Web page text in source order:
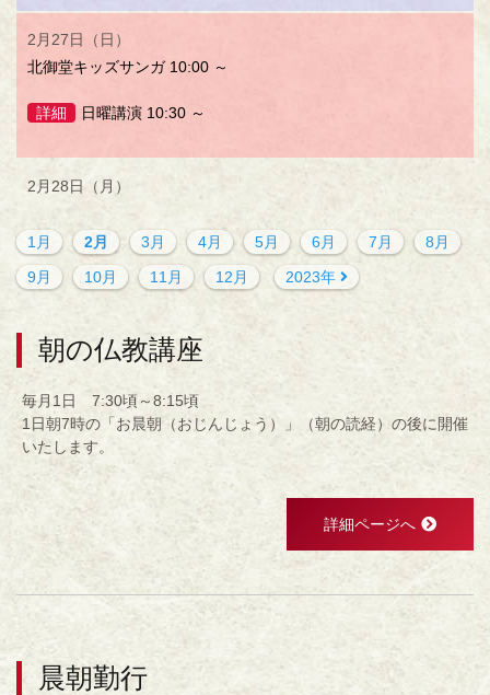
2月27日（日）
北御堂キッズサンガ 10:00 ～
詳細 日曜講演 10:30 ～
2月28日（月）
1月 2月 3月 4月 5月 6月 7月
8月
9月
10月 11月 12月 2023年
朝の仏教講座
毎月1日 7:30頃～8:15頃
1日朝7時の「お晨朝（おじんじょう）」（朝の読経）の後に開催
いたします。
詳細ページへ
晨朝勤行